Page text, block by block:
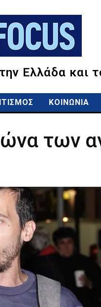
Ελλάδα και
ΚΟΙΝΩΝΙΑ
των